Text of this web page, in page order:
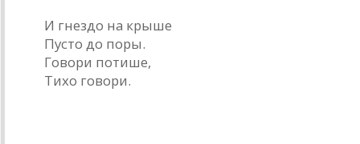
И гнездо на крыше
Пусто до поры.
Говори потише,
Тихо говори.